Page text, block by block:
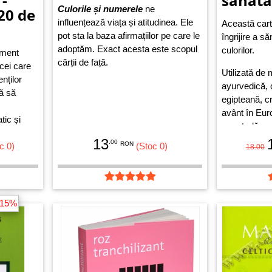
de
care
să
și
0)
Culorile și numerele ne
influențează viața și atitudinea. Ele
pot sta la baza afirmațiilor pe care le
adoptăm. Exact acesta este scopul
cărții de față.
13 .00 RON (Stoc 0)
Această
îngrijire a
culorilor.
Utilizată de
ayurvedică,
egipteană,
avânt în
o metodă
sprijină pe
Einstein –
află în
principiul
terapeutică
așa
18.00